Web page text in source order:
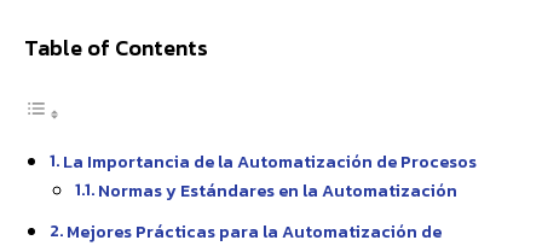
Table of Contents
La Importancia de la Automatización de Procesos
Normas y Estándares en la Automatización
Mejores Prácticas para la Automatización de